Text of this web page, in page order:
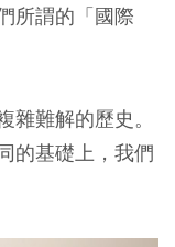
所謂的「國際
難解的歷史。
的基礎上，我們